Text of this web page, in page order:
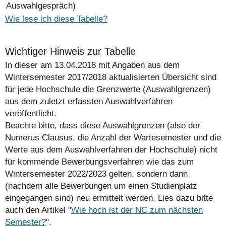
Auswahlgespräch)
Wie lese ich diese Tabelle?
Wichtiger Hinweis zur Tabelle
In dieser am 13.04.2018 mit Angaben aus dem
Wintersemester 2017/2018 aktualisierten Übersicht sind
für jede Hochschule die Grenzwerte (Auswahlgrenzen)
aus dem zuletzt erfassten Auswahlverfahren
veröffentlicht.
Beachte bitte, dass diese Auswahlgrenzen (also der
Numerus Clausus, die Anzahl der Wartesemester und die
Werte aus dem Auswahlverfahren der Hochschule) nicht
für kommende Bewerbungsverfahren wie das zum
Wintersemester 2022/2023 gelten, sondern dann
(nachdem alle Bewerbungen um einen Studienplatz
eingegangen sind) neu ermittelt werden. Lies dazu bitte
auch den Artikel "Wie hoch ist der NC zum nächsten
Semester?".